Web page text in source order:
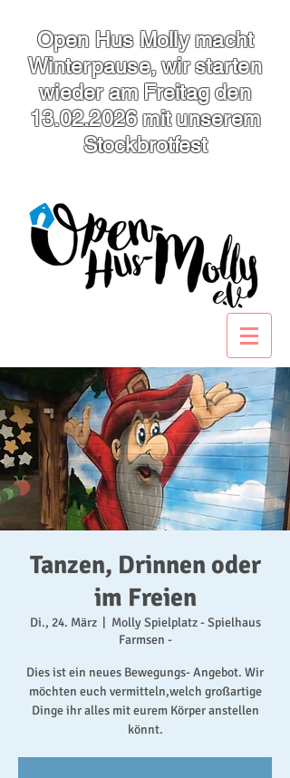
Open Hus Molly macht
Winterpause, wir starten
wieder am Freitag den
13.02.2026mit unserem
Stockbrotfest
Tanzen, Drinnen oder
im Freien
Di., 24. März
  |
Molly Spielplatz - Spielhaus
Farmsen -
Dies ist ein neues Bewegungs- Angebot. Wir
möchten euch vermitteln,welch großartige
Dinge ihr alles mit eurem Körper anstellen
könnt.